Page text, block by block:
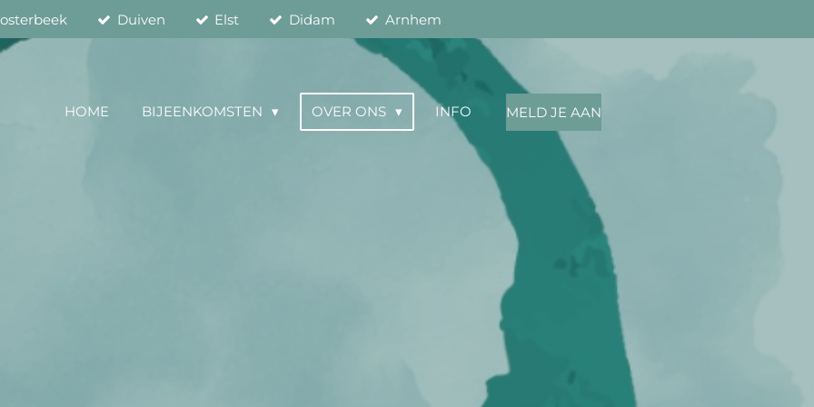
Duiven Elst Didam Arnhem
HOME BIJEENKOMSTEN OVER ONS INFO MELD JE AAN